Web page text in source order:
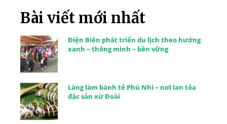
Bài viết mới nhất
Điện Biên phát triển du lịch theo hướng
xanh – thông minh – bền vững
Làng làm bánh tẻ Phú Nhi – nơi lan tỏa
đặc sản xứ Đoài